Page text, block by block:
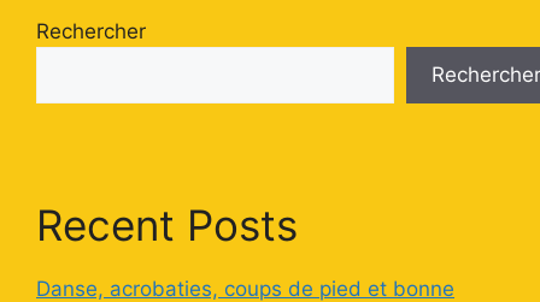
Rechercher
Rechercher
Recent Posts
Danse, acrobaties, coups de pied et bonne